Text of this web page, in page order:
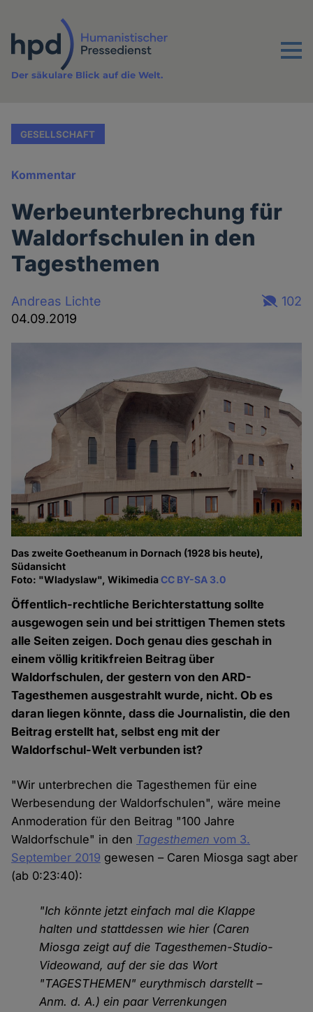
Inhalt
Menu
Der säkulare Blick auf die Welt.
GESELLSCHAFT
Kommentar
Werbeunterbrechung für
Waldorfschulen in den
Tagesthemen
Andreas Lichte
04.09.2019
102
Das zweite Goetheanum in Dornach (1928 bis heute),
Südansicht
Foto: "Wladyslaw", WikimediaCC BY-SA 3.0
Öffentlich-rechtliche Berichterstattung sollte
ausgewogen sein und bei strittigen Themen stets
alle Seiten zeigen. Doch genau dies geschah in
einem völlig kritikfreien Beitrag über
Waldorfschulen, der gestern von den ARD-
Tagesthemen ausgestrahlt wurde, nicht. Ob es
daran liegen könnte, dass die Journalistin, die den
Beitrag erstellt hat, selbst eng mit der
Waldorfschul-Welt verbunden ist?
"Wir unterbrechen die Tagesthemen für eine
Werbesendung der Waldorfschulen", wäre meine
Anmoderation für den Beitrag "100 Jahre
Waldorfschule" in den Tagesthemen vom 3.
September 2019 gewesen – Caren Miosga sagt aber
(ab 0:23:40):
"Ich könnte jetzt einfach mal die Klappe
halten und stattdessen wie hier (Caren
Miosga zeigt auf die Tagesthemen-Studio-
Videowand, auf der sie das Wort
"TAGESTHEMEN" eurythmisch darstellt –
Anm. d. A.) ein paar Verrenkungen